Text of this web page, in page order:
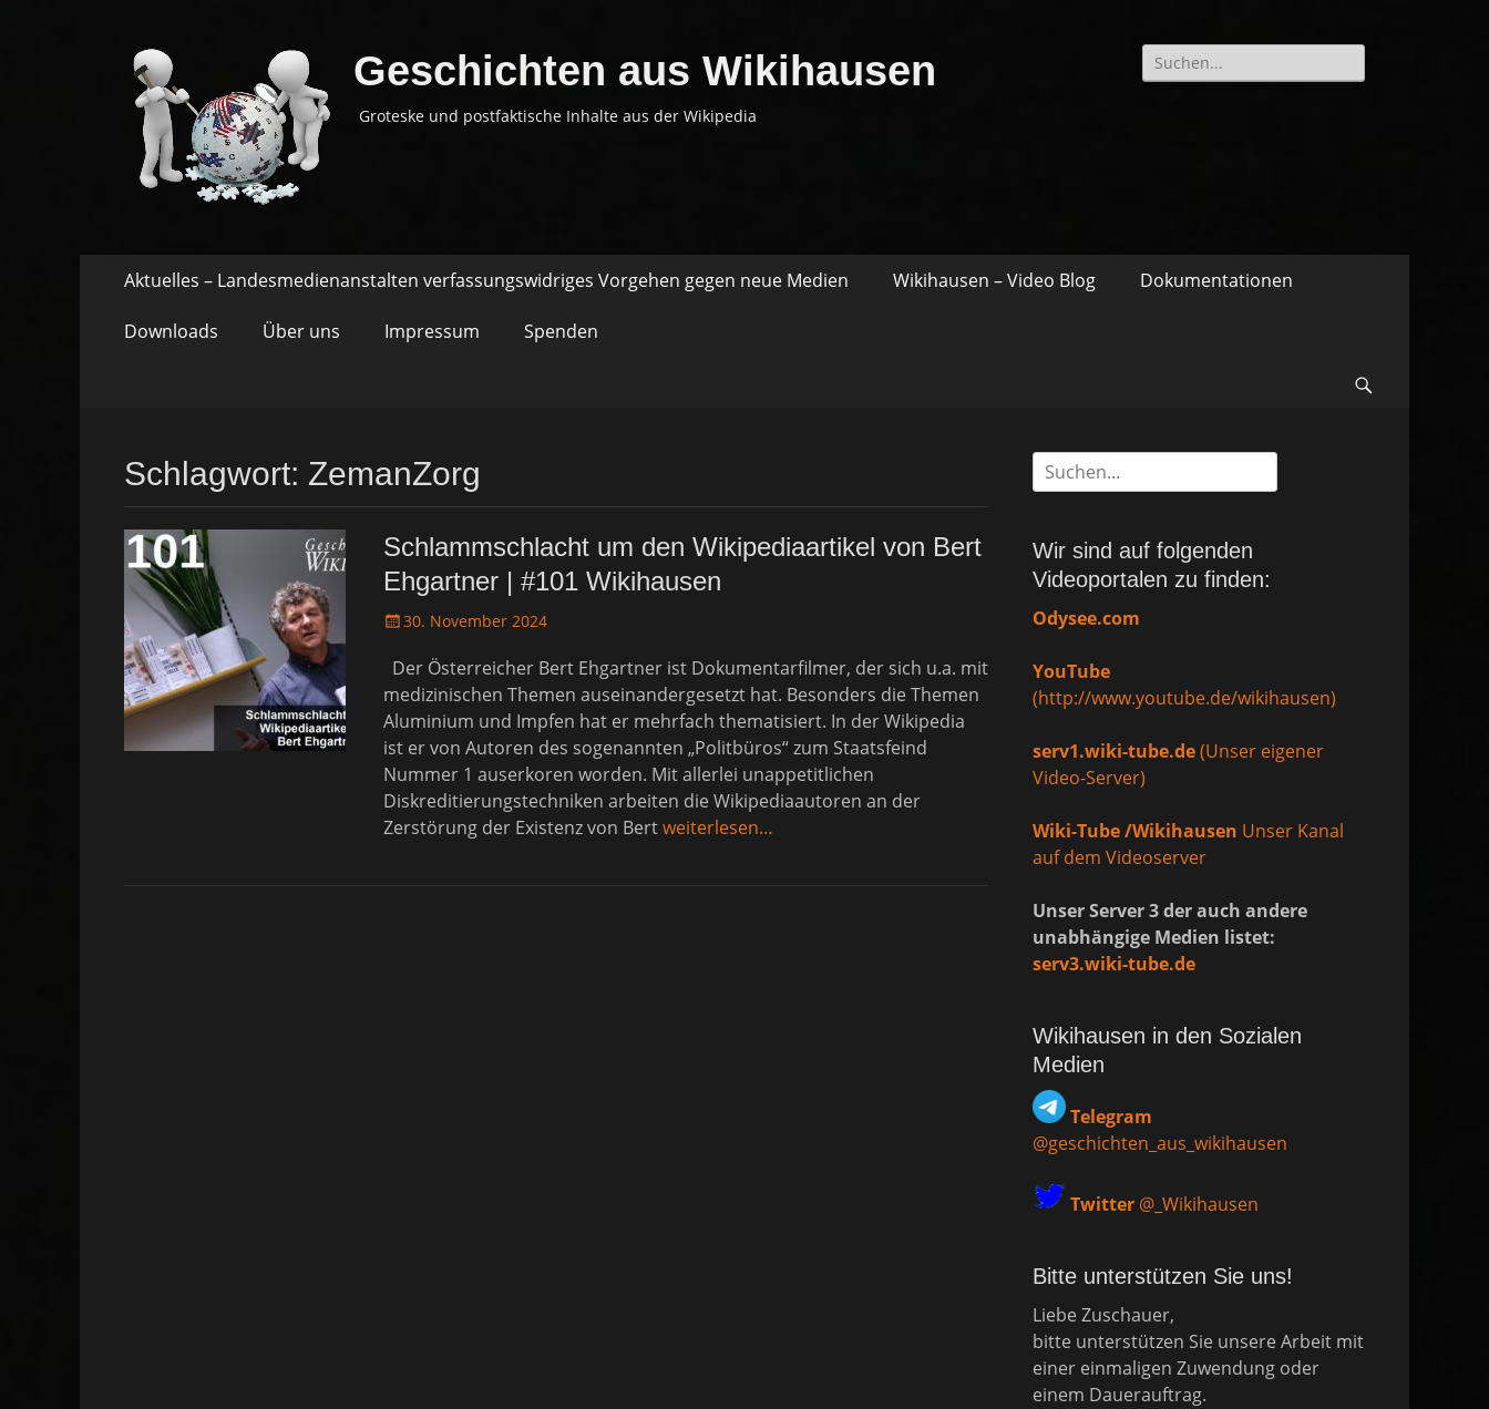
Geschichten aus Wikihausen
Groteske und postfaktische Inhalte aus der Wikipedia
Suche
nach:
Primäres
Springe
zum
Inhalt
Aktuelles – Landesmedienanstalten verfassungswidriges Vorgehen gegen neue Medien Wikihausen – Video Blog Dokumentationen
Downloads Über uns Impressum Spenden
Schlagwort: ZemanZorg
Schlammschlacht um den Wikipediaartikel von Bert
Ehgartner | #101 Wikihausen
P
t
e
d
o
n
30. November 2024
Der Österreicher Bert Ehgartner ist Dokumentarfilmer, der sich u.a. mit
medizinischen Themen auseinandergesetzt hat. Besonders die Themen
Aluminium und Impfen hat er mehrfach thematisiert. In der Wikipedia
ist er von Autoren des sogenannten „Politbüros“ zum Staatsfeind
Nummer 1 auserkoren worden. Mit allerlei unappetitlichen
Diskreditierungstechniken arbeiten die Wikipediaautoren an der
Zerstörung der Existenz von Bertweiterlesen…
Suche
nach:
Wir sind auf folgenden
Videoportalen zu finden:
Odysee.com
YouTube
(http://www.youtube.de/wikihausen)
serv1.wiki-tube.de(Unser eigener
Video-Server)
Wiki-Tube /Wikihausen Unser Kanal
auf dem Videoserver
Unser Server 3 der auch andere
unabhängige Medien listet:
serv3.wiki-tube.de
Wikihausen in den Sozialen
Medien
Telegram
@geschichten_aus_wikihausen
Twitter @_Wikihausen
Bitte unterstützen Sie uns!
Liebe Zuschauer,
bitte unterstützen Sie unsere Arbeit mit
einer einmaligen Zuwendung oder
einem Dauerauftrag.